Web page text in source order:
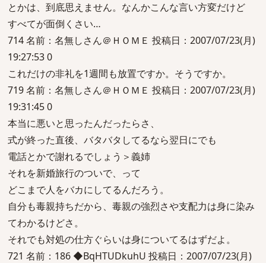
とかは、到底思えません。なんかこんな言い方変だけど
すべてが面倒くさい…
714 名前：名無しさん＠ＨＯＭＥ 投稿日：2007/07/23(月)
19:27:53 0
これだけの非礼を1週間も放置ですか。そうですか。
719 名前：名無しさん＠ＨＯＭＥ 投稿日：2007/07/23(月)
19:31:45 0
本当に悪いと思ったんだったらさ、
式が終った直後、バタバタしてるなら翌日にでも
電話とかで謝れるでしょう＞義姉
それを新婚旅行のついで、って
どこまで人をバカにしてるんだろう。
自分も毒親持ちだから、毒親の強烈さや支配力は身に染み
てわかるけどさ。
それでも対処の仕方ぐらいは身についてるはずだよ。
721 名前：186 ◆BqHTUDkuhU 投稿日：2007/07/23(月)